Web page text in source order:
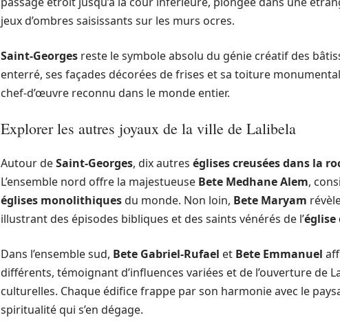
jeux d’ombres saisissants sur les murs ocres.
Saint-Georges reste le symbole absolu du génie créatif des
enterré, ses façades décorées de frises et sa toiture
chef-d’œuvre reconnu dans le monde entier.
Explorer les autres joyaux de la ville de Lalibela
Autour deSaint-Georges, dix autres églises creusées dans la
L’ensemble nord offre la majestueuse Bete Medhane Alem,
églises monolithiquesdu monde. Non loin, Bete Maryam
illustrant des épisodes bibliques et des saints vénérés de l’église
Dans l’ensemble sud, Bete Gabriel-Rufael et Bete Emmanuel
différents, témoignant d’influences variées et de l’ouverture de
culturelles. Chaque édifice frappe par son harmonie avec le
spiritualité qui s’en dégage.